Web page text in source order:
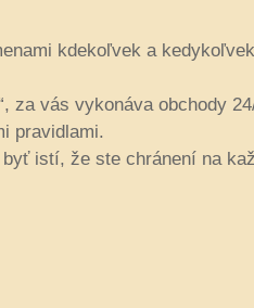
kdekoľvek a
za vás vykonáva obchody
pravidlami.
istí, že ste chránení na